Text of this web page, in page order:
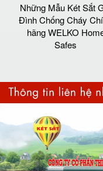
Những Mẫu Két Sắt
Đình Chống Cháy
hãng WELKO
Safes